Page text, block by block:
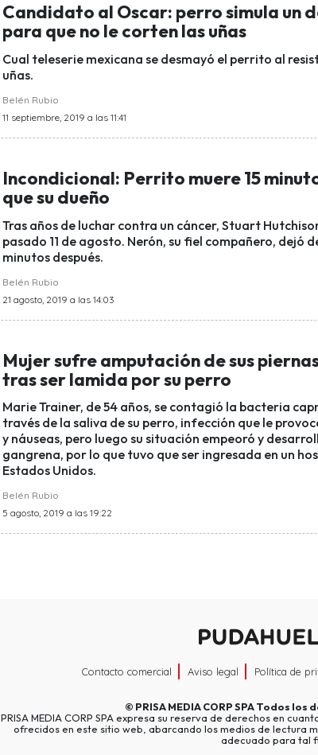
Candidato al Oscar: perro simula un
para que no le corten las uñas
Cual teleserie mexicana se desmayó el perrito al
uñas.
Belén Rubio
11 septiembre, 2019 a las 11:41
Incondicional: Perrito muere 15
que su dueño
Tras años de luchar contra un cáncer, Stuart
pasado 11 de agosto. Nerón, su fiel compañero, dejó
minutos después.
Belén Rubio
21 agosto, 2019 a las 14:03
Mujer sufre amputación de sus
tras ser lamida por su perro
Marie Trainer, de 54 años, se contagió la bacteria
través de la saliva de su perro, infección que le
y náuseas, pero luego su situación empeoró y
gangrena, por lo que tuvo que ser ingresada en un
Estados Unidos.
Belén Rubio
5 agosto, 2019 a las 19:22
Contacto comercial Aviso legal Política de
© PRISA MEDIA CORP SPATodos los
PRISA MEDIA CORP SPA expresa su reserva de derechos en
ofrecidos en este sitio web, abarcando los medios de lectura
adecuado para tal